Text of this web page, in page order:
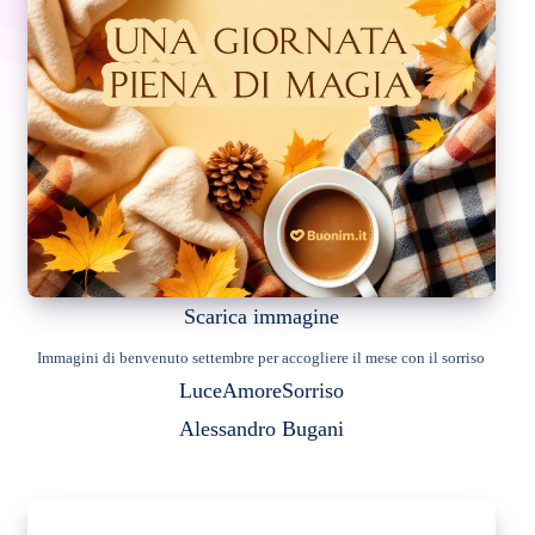
Scarica immagine
Immagini di benvenuto settembre per accogliere il mese con il sorriso
LuceAmoreSorriso
Alessandro Bugani